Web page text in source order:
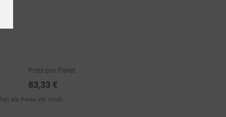
Preis pro Paket
83,33 €
alle Preise inkl. MwSt.